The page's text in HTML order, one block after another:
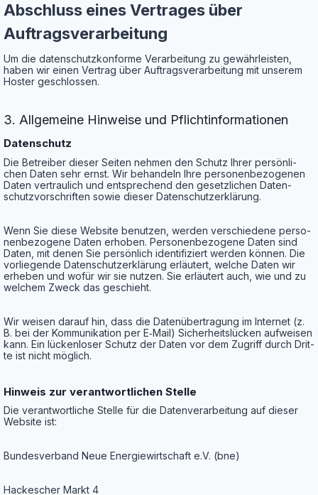
Abschluss eines Ver­tra­ges über
Auftragsverarbeitung
Um die daten­schutz­kon­for­me Ver­ar­bei­tung zu gewähr­leis­ten,
haben wir einen Ver­trag über Auf­trags­ver­ar­bei­tung mit unse­rem
Hos­ter geschlossen.
3. All­ge­mei­ne Hin­wei­se und Pflichtinformationen
Daten­schutz
Die Betrei­ber die­ser Sei­ten neh­men den Schutz Ihrer per­sön­li­
chen Daten sehr ernst. Wir behan­deln Ihre per­so­nen­be­zo­ge­nen
Daten ver­trau­lich und ent­spre­chend den gesetz­li­chen Daten­
schutz­vor­schrif­ten sowie die­ser Datenschutzerklärung.
Wenn Sie die­se Web­site benut­zen, wer­den ver­schie­de­ne per­so­
nen­be­zo­ge­ne Daten erho­ben. Per­so­nen­be­zo­ge­ne Daten sind
Daten, mit denen Sie per­sön­lich iden­ti­fi­ziert wer­den kön­nen. Die
vor­lie­gen­de Daten­schutz­er­klä­rung erläu­tert, wel­che Daten wir
erhe­ben und wofür wir sie nut­zen. Sie erläu­tert auch, wie und zu
wel­chem Zweck das geschieht.
Wir wei­sen dar­auf hin, dass die Daten­über­tra­gung im Inter­net (z.
B. bei der Kom­mu­ni­ka­ti­on per E‑Mail) Sicher­heits­lü­cken auf­wei­sen
kann. Ein lücken­lo­ser Schutz der Daten vor dem Zugriff durch Drit­
te ist nicht möglich.
Hin­weis zur ver­ant­wort­li­chen Stelle
Die ver­ant­wort­li­che Stel­le für die Daten­ver­ar­bei­tung auf die­ser
Web­site ist:
Bun­des­ver­band Neue Ener­gie­wirt­schaft e.V. (bne)
Hacke­scher Markt 4